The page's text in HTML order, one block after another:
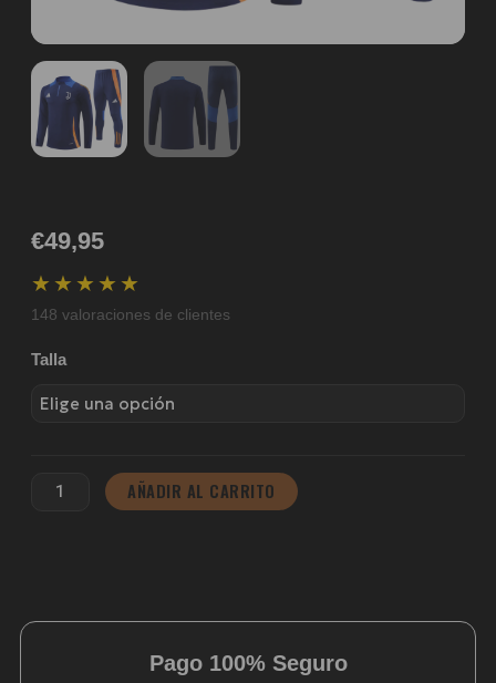
€49,95
★★★★★
148 valoraciones de clientes
Talla
Chándal
Football
Marino
AÑADIR AL CARRITO
Pago 100% Seguro